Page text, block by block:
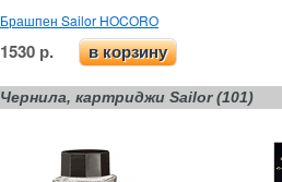
Брашпен Sailor HOCORO
1530 р. в корзину
Чернила, картриджи Sailor (101)